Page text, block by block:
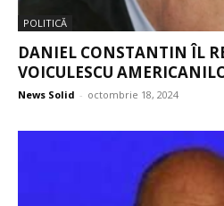
POLITICĂ
DANIEL CONSTANTIN ÎL
VOICULESCU
News Solid - octombrie 18, 2024